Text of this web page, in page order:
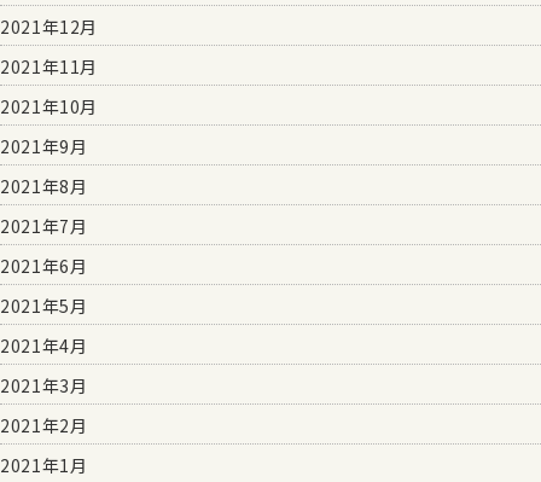
2021年12月
2021年11月
2021年10月
2021年9月
2021年8月
2021年7月
2021年6月
2021年5月
2021年4月
2021年3月
2021年2月
2021年1月